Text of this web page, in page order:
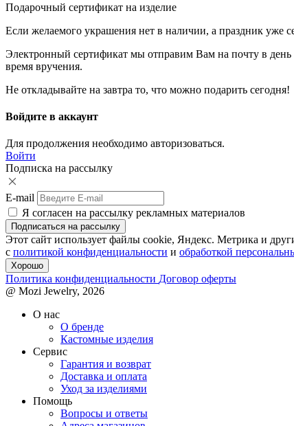
Подарочный сертификат на изделие
Если желаемого украшения нет в наличии, а праздник уже
Электронный сертификат мы отправим Вам на почту в день
время вручения.
Не откладывайте на завтра то, что можно подарить сегодня!
Войдите в аккаунт
Для продолжения необходимо авторизоваться.
Войти
Подписка на рассылку
E-mail
Я согласен на рассылку рекламных материалов
Этот сайт использует файлы cookie, Яндекс. Метрика и
с политикой конфиденциальности и обработкой
Хорошо
Политика конфиденциальности Договор оферты
@ Mozi Jewelry, 2026
О нас
О бренде
Кастомные изделия
Сервис
Гарантия и возврат
Доставка и оплата
Уход за изделиями
Помощь
Вопросы и ответы